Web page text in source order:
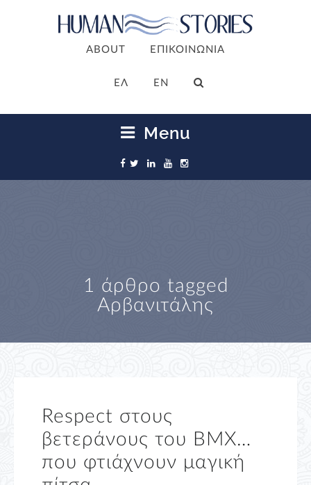
ABOUT ΕΠΙΚΟΙΝΩΝΙΑ
ΕΛ EN
Menu
1 άρθρο tagged
Αρβανιτάλης
Respect στους
βετεράνους του BMX…
που φτιάχνουν μαγική